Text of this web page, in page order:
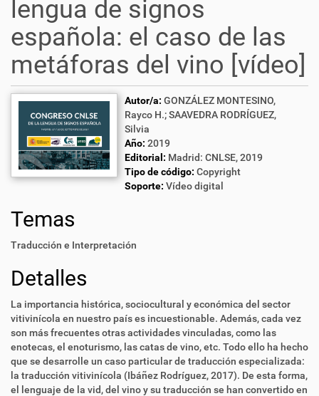
lengua de signos
española: el caso de las
metáforas del vino [vídeo]
Autor/a: GONZÁLEZ MONTESINO,
Rayco H.; SAAVEDRA RODRÍGUEZ,
Silvia
Año: 2019
Editorial: Madrid: CNLSE, 2019
Tipo de código: Copyright
Soporte: Vídeo digital
Temas
Traducción e Interpretación
Detalles
La importancia histórica, sociocultural y económica del sector
vitivinícola en nuestro país es incuestionable. Además, cada vez
son más frecuentes otras actividades vinculadas, como las
enotecas, el enoturismo, las catas de vino, etc. Todo ello ha hecho
que se desarrolle un caso particular de traducción especializada:
la traducción vitivinícola (Ibáñez Rodríguez, 2017). De esta forma,
el lenguaje de la vid, del vino y su traducción se han convertido en